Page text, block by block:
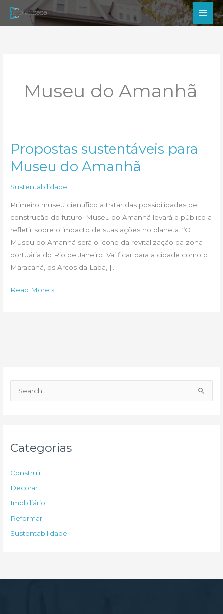
para
Museu do Amanhã
Propostas sustentáveis para
Museu do Amanhã
Sustentabilidade
Primeiro museu científico a tratar das possibilidades de
construção do futuro. Museu do Amanhã levará o público a
refletir sobre o impacto de suas ações no planeta. “O
Museu do Amanhã será o ícone da revitalização da zona
portuária do Rio de Janeiro. Vai ficar para a cidade como o
Maracanã, os Arcos da Lapa, […]
Propostas
Read More »
e
p
o
r
Categorias
Construir
Decorar
Imobiliário
Reformar
Sustentabilidade